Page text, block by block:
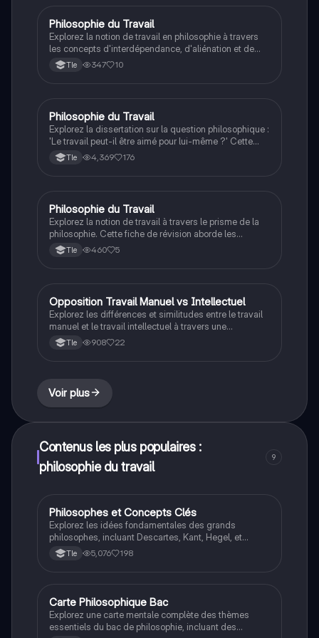
Philosophie
Philosophie du Travail
Explorez la notion de travail en philosophie à travers
les concepts d'interdépendance, d'aliénation et de
libération. Cette fiche de cours aborde les idées de
Marx et Arendt, ainsi que le mythe de Prométhée, pour
Tle 347 10
Philosophie
Philosophie du Travail
Explorez la dissertation sur la question philosophique :
'Le travail peut-il être aimé pour lui-même ?' Cette
analyse approfondie aborde les aspects positifs et
négatifs du travail, son impact sur l'homme, et la
bonheur et liberté.
Tle 4,369 176
Philosophie
Philosophie du Travail
Explorez la notion de travail à travers le prisme de la
philosophie. Cette fiche de révision aborde les
concepts clés tels que la déshumanisation,
l'exploitation, et le rôle du travail dans la condition
implications éthiques et sociales du travail.
Tle 460 5
Philosophie
Opposition Travail Manuel vs Intellectuel
Explorez les différences et similitudes entre le travail
manuel et le travail intellectuel à travers une
dissertation philosophique. Ce document présente un
plan détaillé, des arguments clés et des exemples
travail.
Tle 908 22
Voir plus
Contenus les plus populaires :
philosophie du travail
9
Philosophie
Philosophes et Concepts Clés
Explorez les idées fondamentales des grands
philosophes, incluant Descartes, Kant, Hegel, et
Sartre. Cette fiche de révision pour le bac de
philosophie résume les notions essentielles sur la
réussir vos examens.
Tle 5,076 198
Philosophie
Carte Philosophique Bac
Explorez une carte mentale complète des thèmes
essentiels du bac de philosophie, incluant des